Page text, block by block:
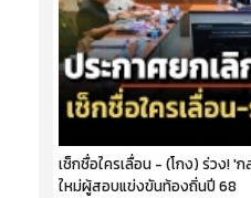
เช็กชื่อใครเลื่อน - (โกง) ร่วง!
ใหม่ผู้สอบแข่งขันท้องถิ่นปี 68